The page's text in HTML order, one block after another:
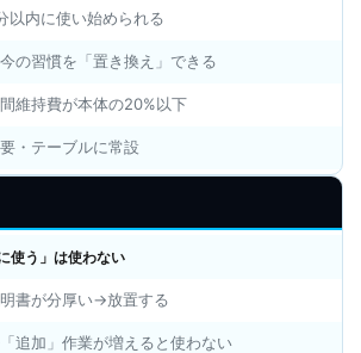
内に使い始められる
の習慣を「置き換え」できる
維持費が本体の20%以下
・テーブルに常設
使う」は使わない
書が分厚い→放置する
追加」作業が増えると使わない